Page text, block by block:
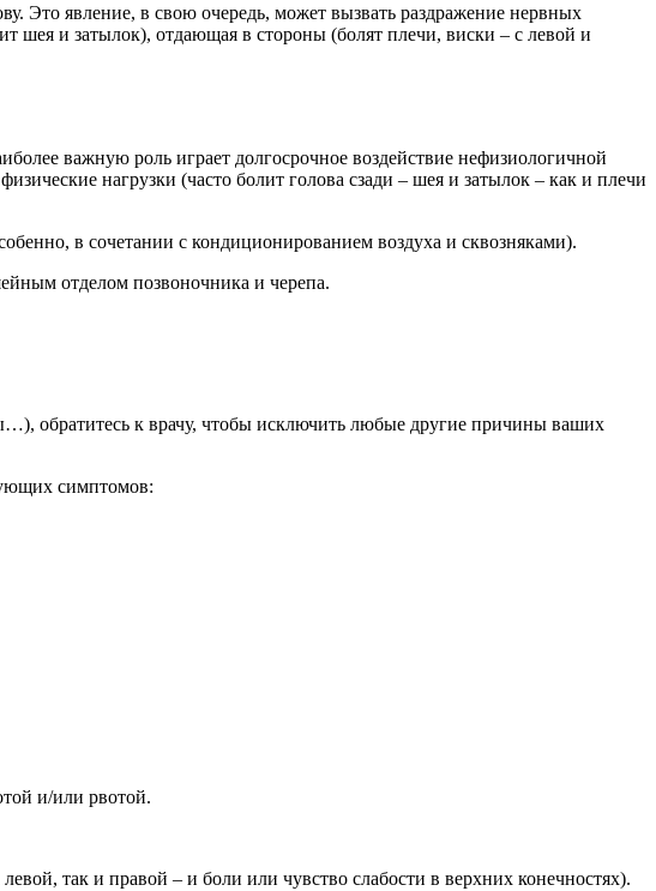
Это явление, в свою очередь, может вызвать раздражение нервных
шея и затылок), отдающая в стороны (болят плечи, виски – с левой и
важную роль играет долгосрочное воздействие нефизиологичной
нагрузки (часто болит голова сзади – шея и затылок – как и плечи
в сочетании с кондиционированием воздуха и сквозняками).
отделом позвоночника и черепа.
обратитесь к врачу, чтобы исключить любые другие причины ваших
симптомов:
и/или рвотой.
так и правой – и боли или чувство слабости в верхних конечностях).